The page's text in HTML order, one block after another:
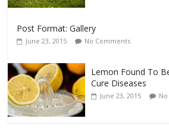
Post Format: Gallery
June 23, 2015 No Comments
Lemon Found To
Cure Diseases
June 23, 2015